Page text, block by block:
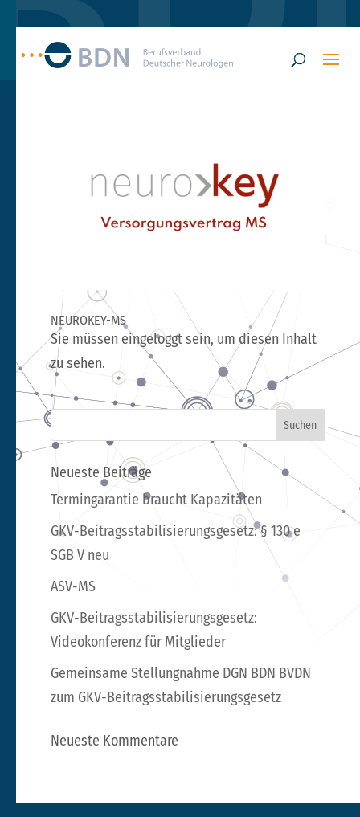
NEUROKEY-MS
Sie müssen eingeloggt sein, um diesen Inhalt
zu sehen.
Neueste Beiträge
Termingarantie braucht Kapazitäten
GKV-Beitragsstabilisierungsgesetz: § 130 e
SGB V neu
ASV-MS
GKV-Beitragsstabilisierungsgesetz:
Videokonferenz für Mitglieder
Gemeinsame Stellungnahme DGN BDN BVDN
zum GKV-Beitragsstabilisierungsgesetz
Neueste Kommentare